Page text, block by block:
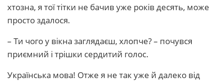
хтозна, я тої тітки не бачив уже років десять, може
просто здалося.
– Ти чого у вікна заглядаєш, хлопче? – почувся
приємний і трішки сердитий голос.
Українська мова! Отже я не так уже й далеко від